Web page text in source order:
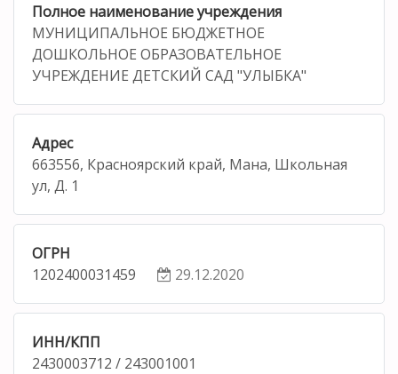
Полное наименование учреждения
МУНИЦИПАЛЬНОЕ БЮДЖЕТНОЕ
ДОШКОЛЬНОЕ ОБРАЗОВАТЕЛЬНОЕ
УЧРЕЖДЕНИЕ ДЕТСКИЙ САД "УЛЫБКА"
Адрес
663556, Красноярский край, Мана, Школьная
ул, Д. 1
ОГРН
1202400031459
29.12.2020
ИНН/КПП
2430003712 / 243001001